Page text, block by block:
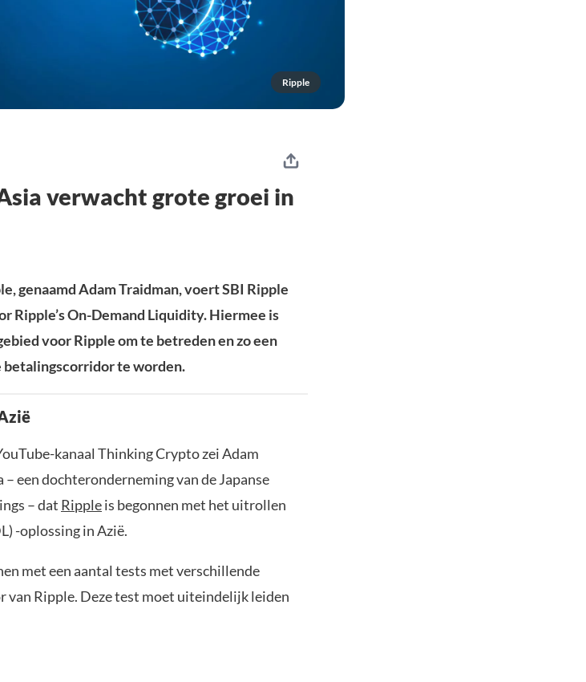
Ripple
verwacht grote groei in
genaamd Adam Traidman, voert SBI Ripple
Ripple’s On-Demand Liquidity. Hiermee is
voor Ripple om te betreden en zo een
te worden.
kanaal Thinking Crypto zei Adam
een dochteronderneming van de Japanse
– dat Rippleis begonnen met het uitrollen
-oplossing in Azië.
met een aantal tests met verschillende
Ripple. Deze test moet uiteindelijk leiden